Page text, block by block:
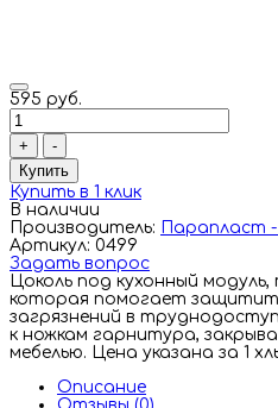
595 руб.
+
-
Купить
Купить в 1 клик
В наличии
Производитель: Парапласт -
Артикул: 0499
Задать вопрос
Цоколь под кухонный модуль,
которая помогает
загрязнений в
к ножкам гарнитура,
мебелью. Цена указана за 1
Описание
Отзывы (0)